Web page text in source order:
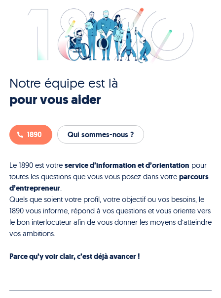
Notre équipe est là
pour vous aider
1890 Qui sommes-nous ?
Le 1890 est votre service d’information et d’orientation pour
toutes les questions que vous vous posez dans votre parcours
d’entrepreneur.
Quels que soient votre profil, votre objectif ou vos besoins, le
1890 vous informe, répond à vos questions et vous oriente vers
le bon interlocuteur afin de vous donner les moyens d’atteindre
vos ambitions.
Parce qu’y voir clair, c’est déjà avancer !